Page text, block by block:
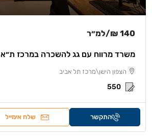
140 ₪ /למ״ר
משרד מרווח עם גג להשכרה במרכז ת״א
הצפון הישן\מרכז תל אביב
550
התקשר שלח אימייל